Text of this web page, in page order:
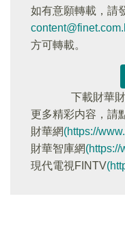
如有意願轉載，請
方可轉載。
下載財華
更多精彩内容，請
財華網(https://
財華智庫網(https://
現代電視FINTV